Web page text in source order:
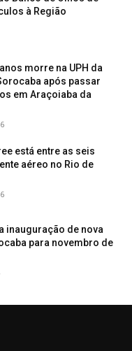
à Região
morre na UPH da
após passar
em Araçoiaba da
está entre as seis
aéreo no Rio de
inauguração de nova
para novembro de